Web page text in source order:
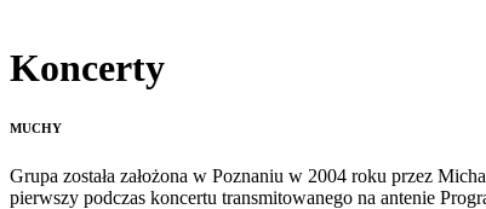
Koncerty
MUCHY
Grupa została założona w Poznaniu w 2004 roku przez
pierwszy podczas koncertu transmitowanego na antenie